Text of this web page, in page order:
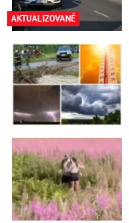
AKTUALIZOVANÉ